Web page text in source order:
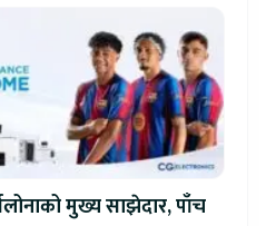
मुख्य साझेदार, पाँच